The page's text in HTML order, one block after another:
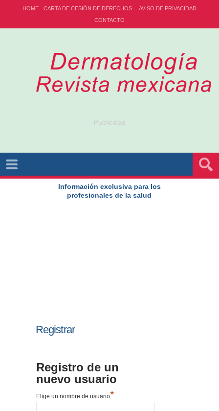
HOME CARTA DE CESIÓN DE DERECHOS
AVISO DE PRIVACIDAD
CONTACTO
Publicidad
Información exclusiva para los
profesionales de la salud
Registrar
Registro de un
nuevo usuario
Elige un nombre de usuario*